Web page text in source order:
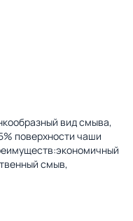
вид смыва,
поверхности чаши
смыв,